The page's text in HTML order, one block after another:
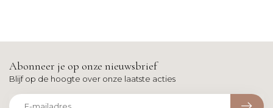
Abonneer je op onze nieuwsbrief
Blijf op de hoogte over onze laatste acties